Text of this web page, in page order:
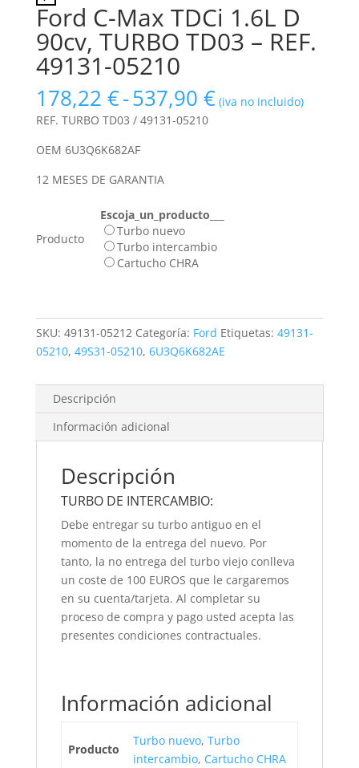
Ford C-Max TDCi 1.6L D
90cv, TURBO TD03 – REF.
49131-05210
178,22 €-537,90 €Rango
de
(iva no incluido)
REF. TURBO TD03 / 49131-05210
OEM 6U3Q6K682AF
12 MESES DE GARANTIA
Producto
Escoja_un_producto___
Turbo nuevo
Turbo intercambio
Cartucho CHRA
SKU: 49131-05212 Categoría: Ford Etiquetas: 49131-
05210, 49S31-05210, 6U3Q6K682AE
Descripción
Información adicional
Descripción
TURBO DE INTERCAMBIO:
Debe entregar su turbo antiguo en el
momento de la entrega del nuevo. Por
tanto, la no entrega del turbo viejo conlleva
un coste de 100 EUROS que le cargaremos
en su cuenta/tarjeta. Al completar su
proceso de compra y pago usted acepta las
presentes condiciones contractuales.
Información adicional
Producto
Turbo nuevo, Turbo
intercambio, Cartucho CHRA